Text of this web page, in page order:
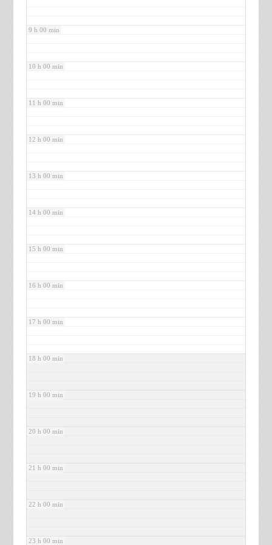
9 h 00 min
10 h 00 min
11 h 00 min
12 h 00 min
13 h 00 min
14 h 00 min
15 h 00 min
16 h 00 min
17 h 00 min
18 h 00 min
19 h 00 min
20 h 00 min
21 h 00 min
22 h 00 min
23 h 00 min